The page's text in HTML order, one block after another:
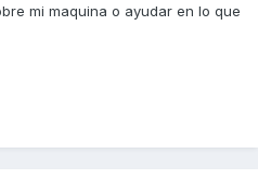
mi maquina o ayudar en lo que